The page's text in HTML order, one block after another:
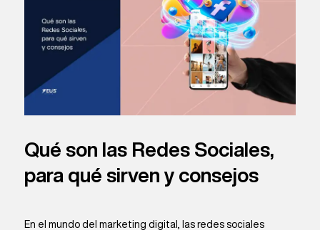
Qué son las Redes Sociales,
para qué sirven y consejos
En el mundo del marketing digital, las redes sociales